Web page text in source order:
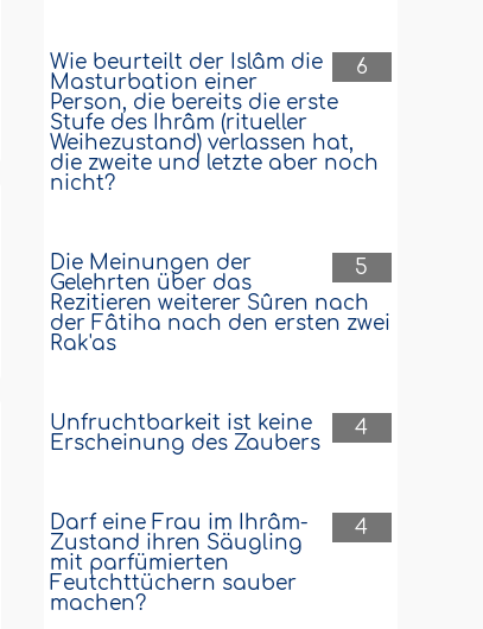
6
Wie beurteilt der Islâm die
Masturbation einer
Person, die bereits die erste
Stufe des Ihrâm (ritueller
Weihezustand) verlassen hat,
die zweite und letzte aber noch
nicht?
5
Die Meinungen der
Gelehrten über das
Rezitieren weiterer Sûren nach
der Fâtiha nach den ersten zwei
Rak'as
4
Unfruchtbarkeit ist keine
Erscheinung des Zaubers
4
Darf eine Frau im Ihrâm-
Zustand ihren Säugling
mit parfümierten
Feutchttüchern sauber
machen?